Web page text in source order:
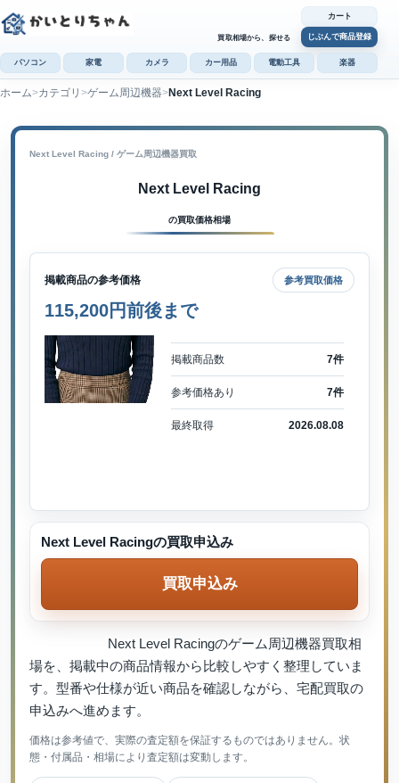
買取相場から、探せる
カート
じぶんで商品登録
パソコン 家電 カメラ カー用品 電動工具 楽器
ホーム カテゴリ ゲーム周辺機器 Next Level Racing
Next Level Racing / ゲーム周辺機器買取
Next Level Racing
の買取価格相場
掲載商品の参考価格 参考買取価格
115,200円前後まで
掲載商品数 7件
参考価格あり 7件
最終取得 2026.08.08
Next Level Racingのゲーム周辺機器買取相
場を、掲載中の商品情報から比較しやすく整理していま
す。型番や仕様が近い商品を確認しながら、宅配買取の
申込みへ進めます。
価格は参考値で、実際の査定額を保証するものではありません。状
態・付属品・相場により査定額は変動します。
Next Level Racingの買取申込み
買取申込み